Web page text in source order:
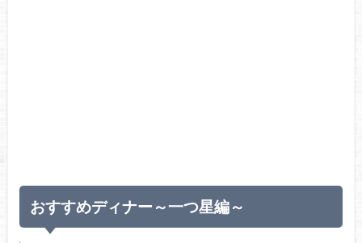
おすすめディナー～一つ星編～